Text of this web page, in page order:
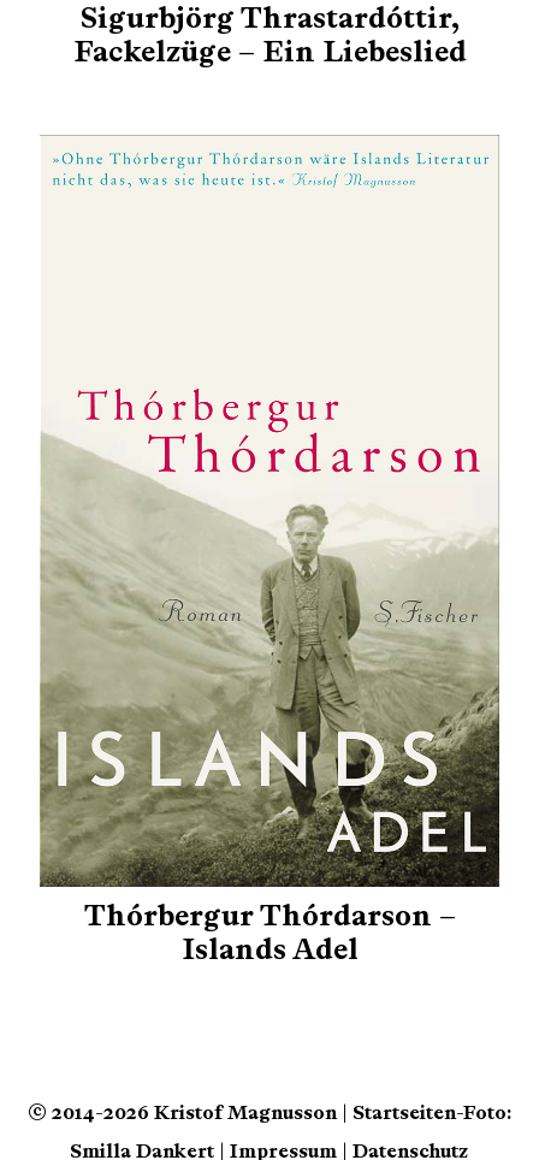
Sigurbjörg Thrastardóttir,
Fackelzüge – Ein Liebeslied
Thórbergur Thórdarson –
Islands Adel
© 2014-2026 Kristof Magnusson | Startseiten-Foto:
Smilla Dankert |Impressum |Datenschutz